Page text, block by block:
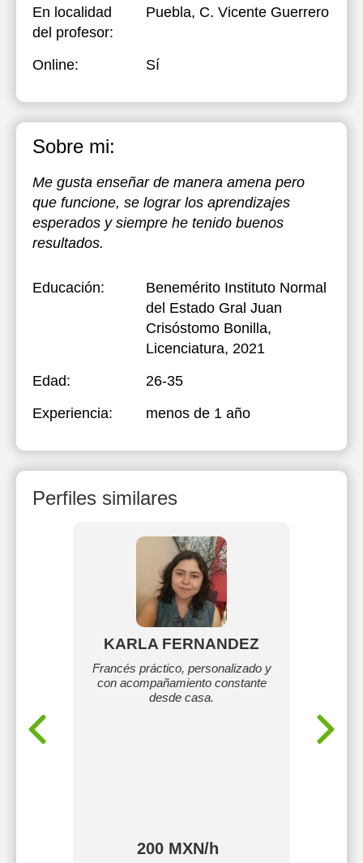
En localidad
del profesor:
Puebla, C. Vicente Guerrero
Online: Sí
Sobre mi:
Me gusta enseñar de manera amena pero
que funcione, se lograr los aprendizajes
esperados y siempre he tenido buenos
resultados.
Educación:
Benemérito Instituto Normal
del Estado Gral Juan
Crisóstomo Bonilla,
Licenciatura, 2021
Edad:
26-35
Experiencia:
menos de 1 año
Perfiles similares
KARLA FERNANDEZ
Francés práctico, personalizado y
con acompañamiento constante
desde casa.
200 MXN/h
través